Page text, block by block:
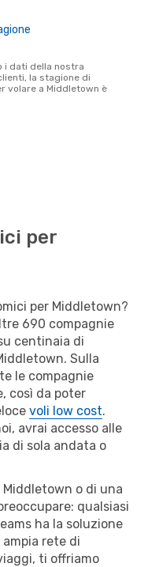
la stagione di
volare a Middletown è
per
per Middletown?
690 compagnie
centinaia di
Sulla
le compagnie
così da poter
voli low cost.
avrai accesso alle
di sola andata o
o di una
qualsiasi
ha la soluzione
rete di
ti offriamo